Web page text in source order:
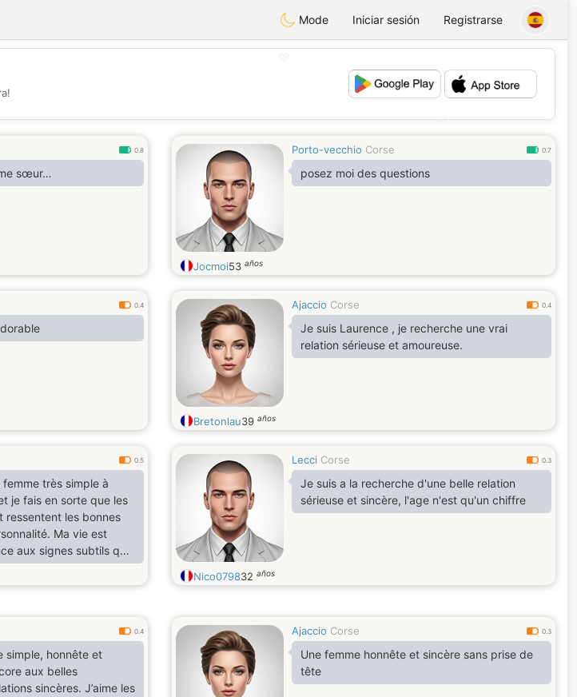
Mode Iniciar sesión Registrarse
💕
0.8
sœur…
Porto-vecchio Corse 0.7
posez moi des questions
Jocmoi53 años
0.4 Ajaccio Corse 0.4
Je suis Laurence , je recherche une vrai
relation sérieuse et amoureuse.
Bretonlau39 años
0.5
très simple à
je fais en sorte que les
ressentent les bonnes
Ma vie est
aux signes subtils que
En tant que femme ,
se reflètent
tous les jours, j'aime les
être prendre un café ou
Lecci Corse 0.3
Je suis a la recherche d'une belle relation
sérieuse et sincère, l'age n'est qu'un chiffre
Nico079832 años
0.4
simple, honnête et
aux belles
sincères. J’aime les
Ajaccio Corse 0.3
Une femme honnête et sincère sans prise de
tête